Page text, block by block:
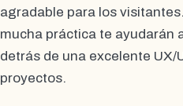
agradable para los
mucha práctica te ayudarán
detrás de una excelente UX/
proyectos.